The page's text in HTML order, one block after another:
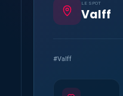
LE SPOT
Valff
#Valff